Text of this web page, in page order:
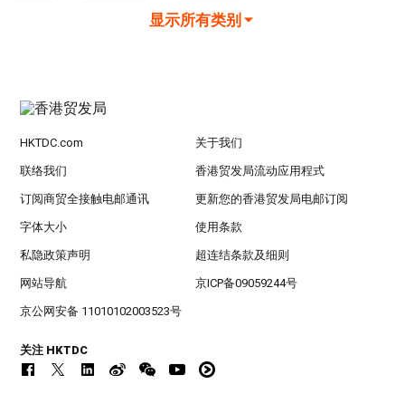
显示所有类别
HKTDC.com 关于我们
联络我们 香港贸发局流动应用程式
订阅商贸全接触电邮通讯 更新您的香港贸发局电邮订阅
字体大小 使用条款
私隐政策声明 超连结条款及细则
网站导航 京ICP备09059244号
京公网安备 11010102003523号
关注 HKTDC